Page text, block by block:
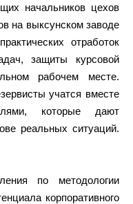
начальников цехов
на выксунском заводе
отработок
защиты курсовой
рабочем месте.
учатся вместе
которые дают
реальных ситуаций.
по методологии
корпоративного